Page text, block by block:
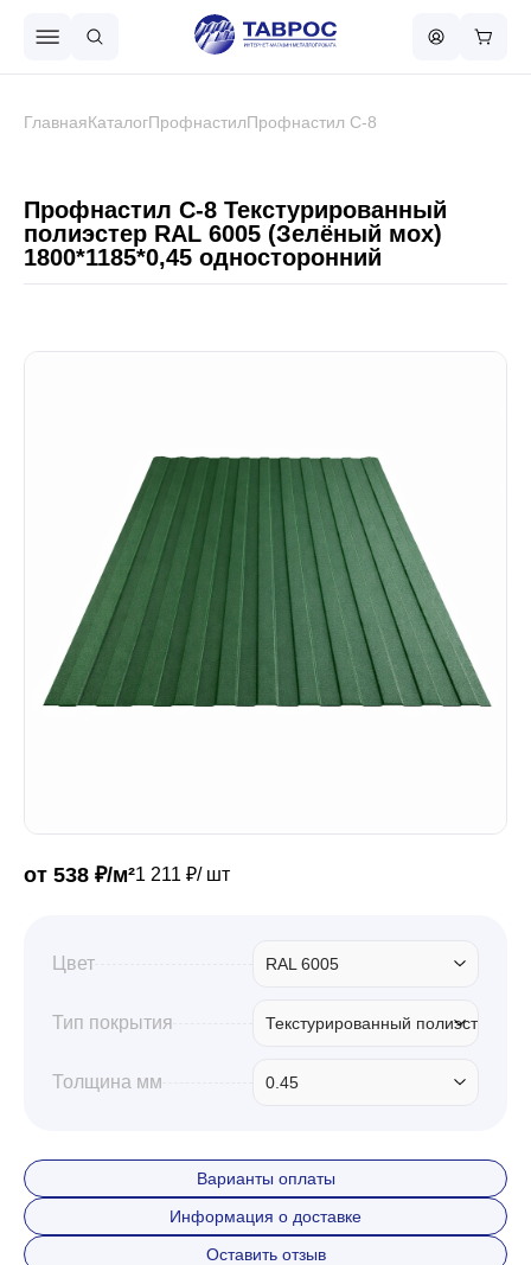
Металлочерепица
Сваи винтовые
Забор
Кровля
Профили для гипсокартона
ГлавнаяКаталогПрофнастилПрофнастил С-8
Профнастил С-8 Текстурированный
полиэстер RAL 6005 (Зелёный мох)
1800*1185*0,45 односторонний
от 538 ₽/м²1 211 ₽/ шт
Цвет RAL 6005
Тип покрытия Текстурированный полиэстер
Толщина мм 0.45
Варианты оплаты
Информация о доставке
Оставить отзыв